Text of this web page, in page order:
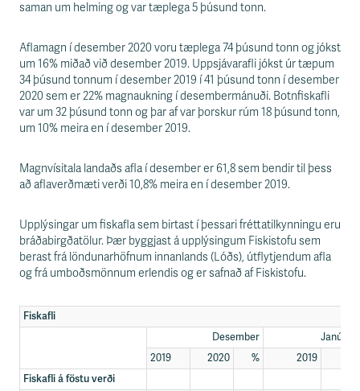
saman um helming og var tæplega 5 þúsund tonn.
Aflamagn í desember 2020 voru tæplega 74 þúsund tonn og jókst
um 16% miðað við desember 2019. Uppsjávarafli jókst úr tæpum
34 þúsund tonnum í desember 2019 í 41 þúsund tonn í desember
2020 sem er 22% magnaukning í desembermánuði. Botnfiskafli
var um 32 þúsund tonn og þar af var þorskur rúm 18 þúsund tonn,
um 10% meira en í desember 2019.
Magnvísitala landaðs afla í desember er 61,8 sem bendir til þess
að aflaverðmæti verði 10,8% meira en í desember 2019.
Upplýsingar um fiskafla sem birtast í þessari fréttatilkynningu eru
bráðabirgðatölur. Þær byggjast á upplýsingum Fiskistofu sem
berast frá löndunarhöfnum innanlands (Lóðs), útflytjendum afla
og frá umboðsmönnum erlendis og er safnað af Fiskistofu.
Fiskafli
Desember
Janúar-
2019
2020 % 2019
Fiskafli á föstu verði